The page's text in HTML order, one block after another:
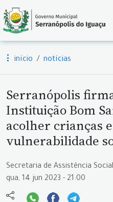
início notícias
Serranópolis
Instituição Bom
acolher crianças
vulnerabilidade
Secretaria de Assistência Social
qua, 14 jun 2023 - 21:00